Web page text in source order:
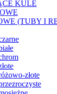
KULE
(TUBY I
złote